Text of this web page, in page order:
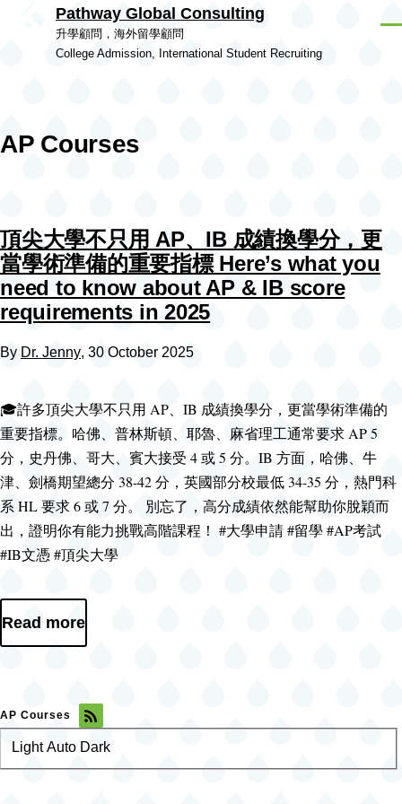
Skip to main content
Pathway Global Consulting
升學顧問，海外留學顧問
College Admission, International Student Recruiting
AP Courses
頂尖大學不只用 AP、IB 成績換學分，更
當學術準備的重要指標 Here’s what you
need to know about AP & IB score
requirements in 2025
By Dr. Jenny, 30 October 2025
🎓許多頂尖大學不只用 AP、IB 成績換學分，更當學術準備的
重要指標。哈佛、普林斯頓、耶魯、麻省理工通常要求 AP 5
分，史丹佛、哥大、賓大接受 4 或 5 分。IB 方面，哈佛、牛
津、劍橋期望總分 38-42 分，英國部分校最低 34-35 分，熱門科
系 HL 要求 6 或 7 分。 別忘了，高分成績依然能幫助你脫穎而
出，證明你有能力挑戰高階課程！ #大學申請 #留學 #AP考試
#IB文憑 #頂尖大學
Read more
AP Courses
Color
theme
LightAuto Dark